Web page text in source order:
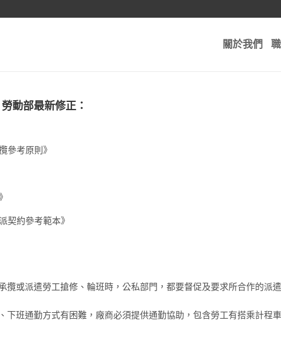
關於我們
動部最新修正：
參考原則》
契約參考範本》
攬或派遣勞工搶修、輪班時，公私部門，都要督促及要求所合作的派
下班通勤方式有困難，廠商必須提供通勤協助，包含勞工有搭乘計程